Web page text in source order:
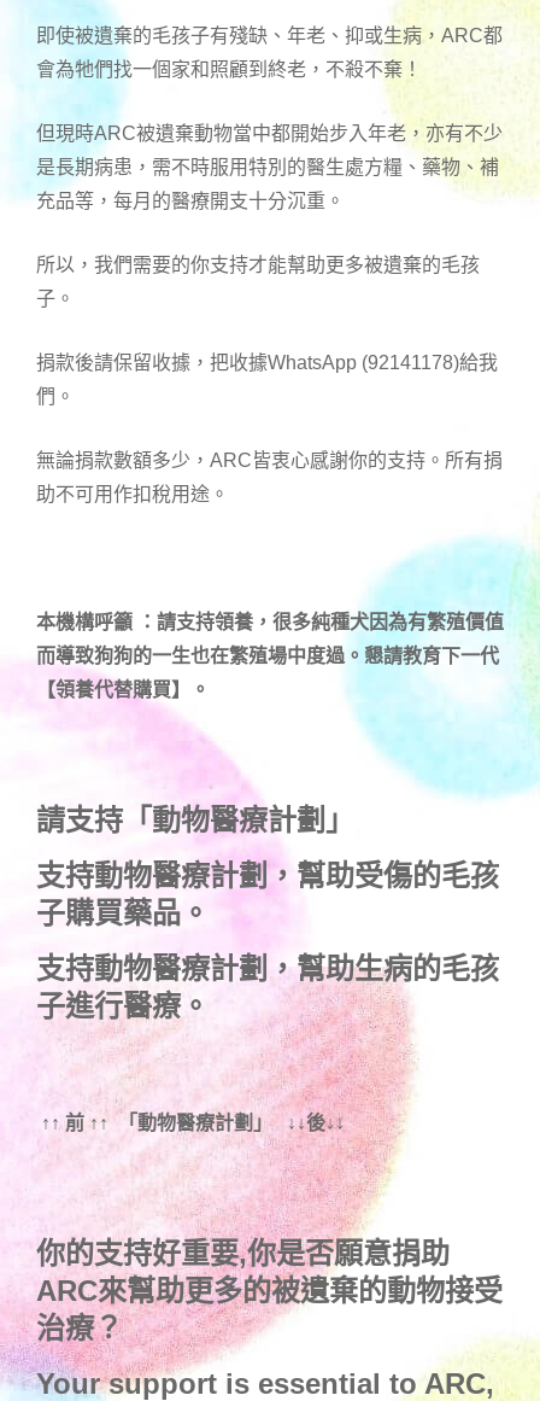
即使被遺棄的毛孩子有殘缺、年老、抑或生病，ARC都
會為牠們找一個家和照顧到終老，不殺不棄！
但現時ARC被遺棄動物當中都開始步入年老，亦有不少
是長期病患，需不時服用特別的醫生處方糧、藥物、補
充品等，每月的醫療開支十分沉重。
所以，我們需要的你支持才能幫助更多被遺棄的毛孩
子。
捐款後請保留收據，把收據WhatsApp (92141178)給我
們。
無論捐款數額多少，ARC皆衷心感謝你的支持。所有捐
助不可用作扣稅用途。
本機構呼籲 ：請支持領養，很多純種犬因為有繁殖價值
而導致狗狗的一生也在繁殖場中度過。懇請教育下一代
【領養代替購買】。
請支持「動物醫療計劃」
支持動物醫療計劃，幫助受傷的毛孩
子購買藥品。
支持動物醫療計劃 ，幫助生病的毛孩
子進行醫療。
↑↑ 前 ↑↑ 「動物醫療計劃」 ↓↓後↓↓
你的支持好重要,你是否願意捐助
ARC來幫助更多的被遺棄的動物接受
治療？
Your support is essential to ARC,